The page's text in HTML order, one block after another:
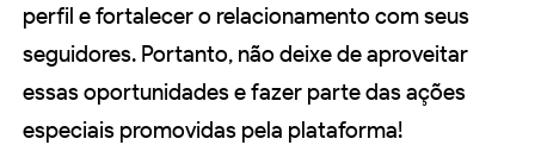
perfil e fortalecer o relacionamento com seus
seguidores. Portanto, não deixe de aproveitar
essas oportunidades e fazer parte das ações
especiais promovidas pela plataforma!